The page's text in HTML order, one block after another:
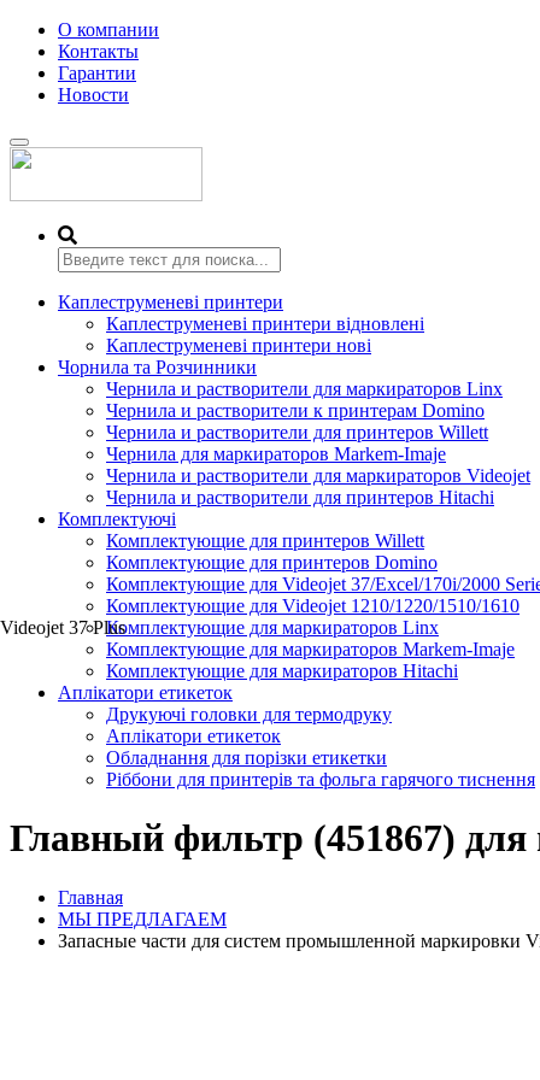
О компании
Контакты
Гарантии
Новости
Переключить
навигацию
Каплеструменеві принтери
Каплеструменеві принтери відновлені
Каплеструменеві принтери нові
Чорнила та Розчинники
Чернила и растворители для маркираторов Linx
Чернила и растворители к принтерам Domino
Чернила и растворители для принтеров Willett
Чернила для маркираторов Markem-Imaje
Чернила и растворители для маркираторов Videojet
Чернила и растворители для принтеров Hitachi
Комплектуючі
Комплектующие для принтеров Willett
Комплектующие для принтеров Domino
Комплектующие для Videojet 37/Excel/170i/2000
Комплектующие для Videojet 1210/1220/1510/1610
Комплектующие для маркираторов Linx
Комплектующие для маркираторов Markem-Imaje
Комплектующие для маркираторов Hitachi
Аплікатори етикеток
Друкуючі головки для термодруку
Аплікатори етикеток
Обладнання для порізки етикетки
Ріббони для принтерів та фольга гарячого тиснення
Главный фильтр (451867)
Главная
МЫ ПРЕДЛАГАЕМ
Запасные части для систем промышленной маркировки
Videojet 37 Plus